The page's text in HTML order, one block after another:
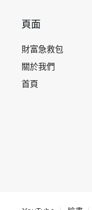
頁面
財富急救包
關於我們
首頁